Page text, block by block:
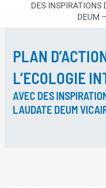
DES INSPIRATIONS
DEUM
PLAN
L’ECOLOGIE
AVEC DES
LAUDATE DEUM